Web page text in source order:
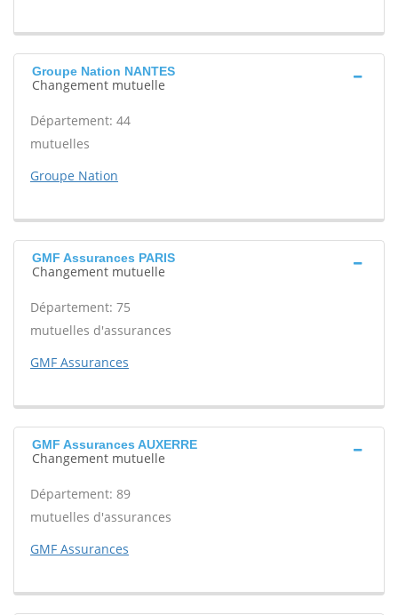
Groupe Nation NANTES
Changement mutuelle
Département: 44
mutuelles
Groupe Nation
GMF Assurances PARIS
Changement mutuelle
Département: 75
mutuelles d'assurances
GMF Assurances
GMF Assurances AUXERRE
Changement mutuelle
Département: 89
mutuelles d'assurances
GMF Assurances